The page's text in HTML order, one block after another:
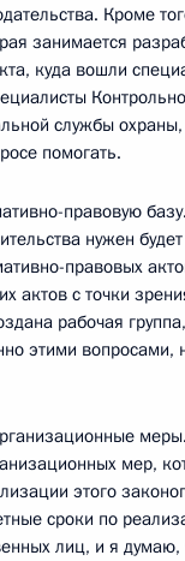
Кроме
занимается
куда вошли
службы охраны,
помогать.
правовую
нужен
правовых
актов с точки
рабочая
этими вопросами,
мер,
этого
сроки по
лиц, и я